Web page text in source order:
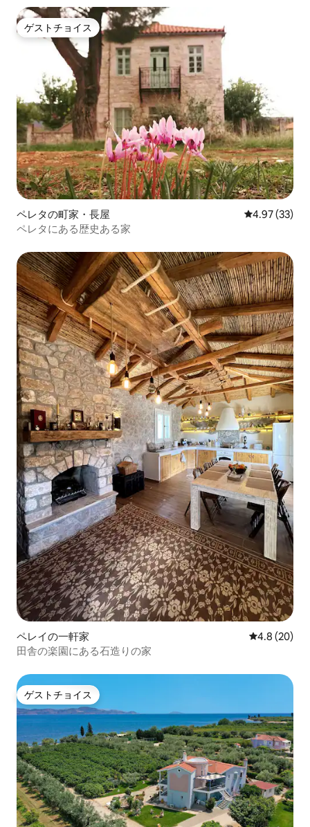
ゲストチョイス
ゲストチョイス
ペレタの町家・長屋 レビュー33
4.97 (33)
ペレタにある歴史ある家
ペレイの一軒家 レビュー20
4.8 (20)
田舎の楽園にある石造りの家
ゲストチョイス
ゲストチョイス